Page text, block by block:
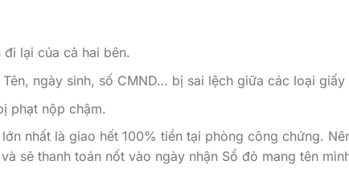
lại của cả hai bên.
Tên, ngày sinh, số CMND… bị sai lệch giữa các loại giấy
phạt nộp chậm.
lớn nhất là giao hết 100% tiền tại phòng công chứng.
sẽ thanh toán nốt vào ngày nhận Sổ đỏ mang tên